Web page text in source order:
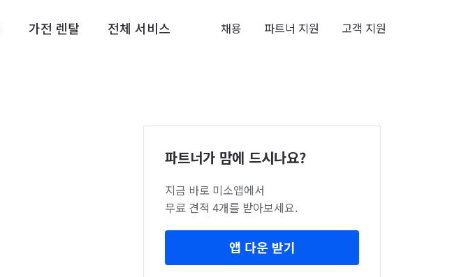
가전 렌탈 전체 서비스 채용 파트너 지원 고객 지원
파트너가 맘에 드시나요?
지금 바로 미소앱에서
무료 견적 4개를 받아보세요.
앱 다운 받기